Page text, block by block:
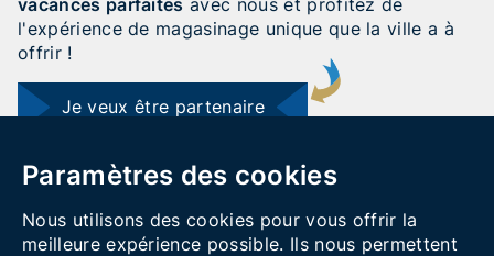
vacances parfaites avec nous et profitez de
l'expérience de magasinage unique que la ville a à
offrir !
Je veux être partenaire
Paramètres des cookies
Nous utilisons des cookies pour vous offrir la
meilleure expérience possible. Ils nous permettent